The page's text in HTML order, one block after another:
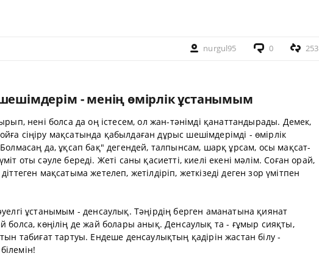
nurgul95 0 253
- менің өмірлік ұстанымым
нені болса да оң істесем, ол жан-тәнімді қанаттандырады. Демек,
сіңіру мақсатында қабылдаған дұрыс шешімдерімді - өмірлік
да, ұқсап бақ" дегендей, талпынсам, шарқ ұрсам, осы мақсат-
оты сәуле береді. Жеті саны қасиетті, киелі екені мәлім. Соған орай,
мақсатыма жетелеп, жетілдіріп, жеткізеді деген зор үмітпен
ұстанымым - денсаулық. Тәңірдің берген аманатына қиянат
болса, көңілің де жай болары анық. Денсаулық та - ғұмыр сияқты,
табиғат тартуы. Ендеше денсаулықтың қадірін жастан білу -